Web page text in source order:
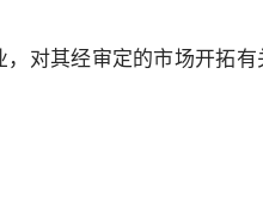
对其经审定的市场开拓